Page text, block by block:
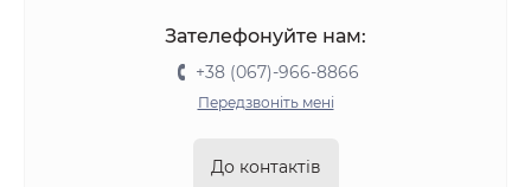
Зателефонуйте нам:
+38 (067)-966-8866
Передзвоніть мені
До контактів